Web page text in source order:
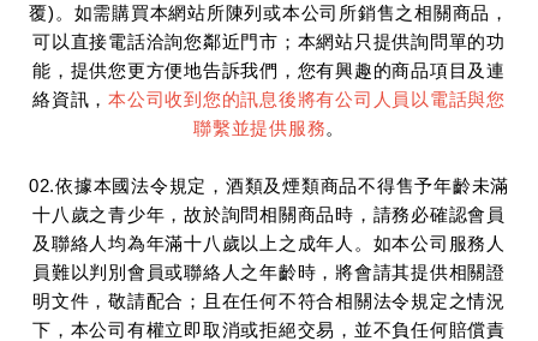
覆)。如需購買本網站所陳列或本公司所銷售之相關商品，
可以直接電話洽詢您鄰近門市；本網站只提供詢問單的功
能，提供您更方便地告訴我們，您有興趣的商品項目及連
絡資訊，本公司收到您的訊息後將有公司人員以電話與您
聯繫並提供服務。
02.依據本國法令規定，酒類及煙類商品不得售予年齡未滿
十八歲之青少年，故於詢問相關商品時，請務必確認會員
及聯絡人均為年滿十八歲以上之成年人。如本公司服務人
員難以判別會員或聯絡人之年齡時，將會請其提供相關證
明文件，敬請配合；且在任何不符合相關法令規定之情況
下，本公司有權立即取消或拒絕交易，並不負任何賠償責